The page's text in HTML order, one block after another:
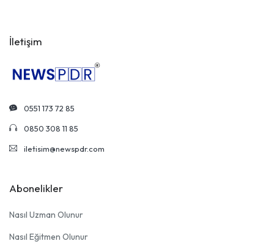
İletişim
0551 173 72 85
0850 308 11 85
iletisim@newspdr.com
Abonelikler
Nasıl Uzman Olunur
Nasıl Eğitmen Olunur